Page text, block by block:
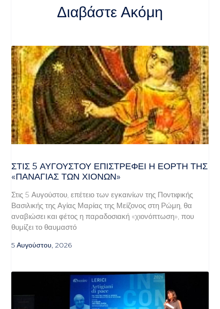
Διαβάστε Ακόμη
ΣΤΙΣ 5 ΑΥΓΟΎΣΤΟΥ ΕΠΙΣΤΡΈΦΕΙ Η ΕΟΡΤΉ ΤΗΣ
«ΠΑΝΑΓΊΑΣ ΤΩΝ ΧΙΌΝΩΝ»
Στις 5 Αυγούστου, επέτειο των εγκαινίων της Ποντιφικής
Βασιλικής της Αγίας Μαρίας της Μείζονος στη Ρώμη, θα
αναβιώσει και φέτος η παραδοσιακή «χιονόπτωση», που
θυμίζει το θαυμαστό
5 Αυγούστου, 2026